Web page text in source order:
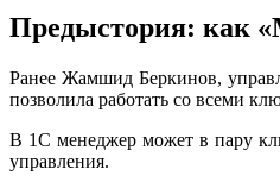
Предыстория: как
Ранее Жамшид Беркинов,
позволила работать со всеми
В 1С менеджер может в пару
управления.